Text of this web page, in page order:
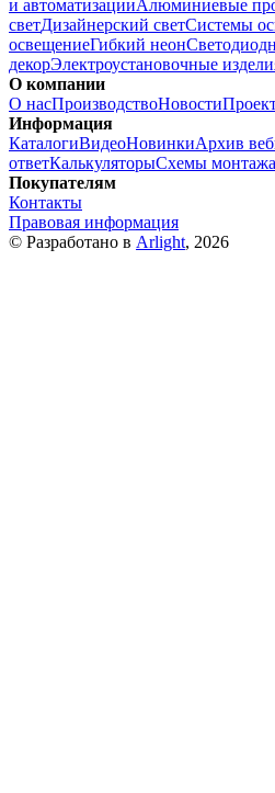
и автоматизацииАлюминиевые
светДизайнерский светСистемы
освещениеГибкий неон
декорЭлектроустановочные
О компании
О насПроизводствоНовости
Информация
КаталогиВидеоНовинкиАрхив
ответКалькуляторыСхемы монтажа
Покупателям
Контакты
Правовая информация
© Разработано в Arlight, 2026